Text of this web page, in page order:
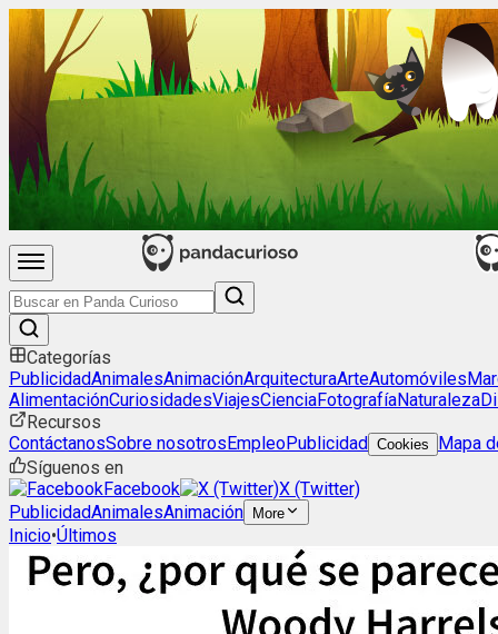
Categorías
PublicidadAnimalesAnimaciónArquitecturaArteAutomóviles
AlimentaciónCuriosidadesViajesCienciaFotografíaNaturaleza
Recursos
ContáctanosSobre nosotrosEmpleoPublicidad Cookies Mapa
Síguenos en
Facebook
X (Twitter)
PublicidadAnimalesAnimación More
Inicio•Últimos